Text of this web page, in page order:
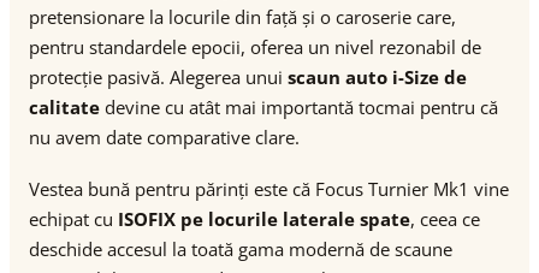
pretensionare la locurile din față și o caroserie care,
pentru standardele epocii, oferea un nivel rezonabil de
protecție pasivă. Alegerea unui scaun auto i-Size de
calitate devine cu atât mai importantă tocmai pentru că
nu avem date comparative clare.
Vestea bună pentru părinți este că Focus Turnier Mk1 vine
echipat cu ISOFIX pe locurile laterale spate, ceea ce
deschide accesul la toată gama modernă de scaune